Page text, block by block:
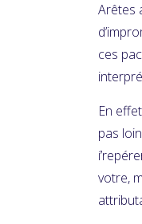
Arêtes
ces
En
pas
votre,